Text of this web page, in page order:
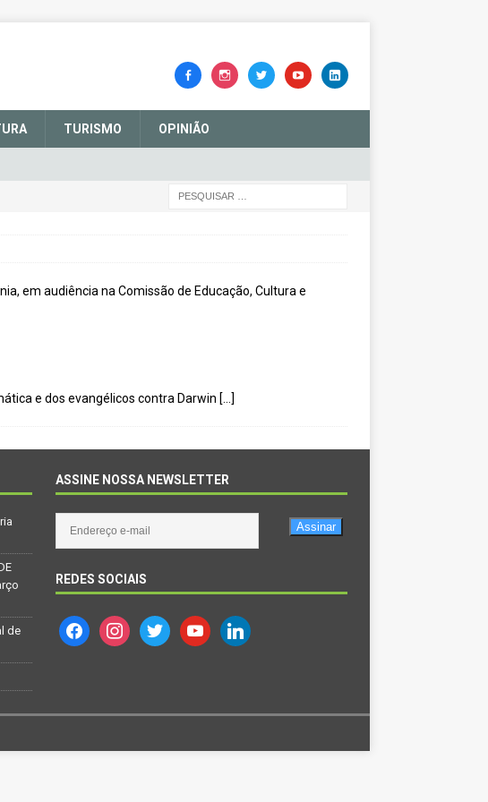
TURISMO OPINIÃO
e dos evangélicos contra Darwin […]
de
ASSINE NOSSA NEWSLETTER
Assinar
REDES SOCIAIS